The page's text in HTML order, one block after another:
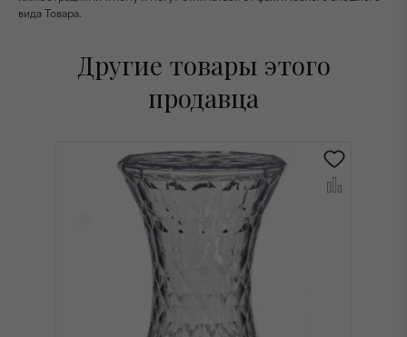
вида Товара.
Другие товары этого
продавца